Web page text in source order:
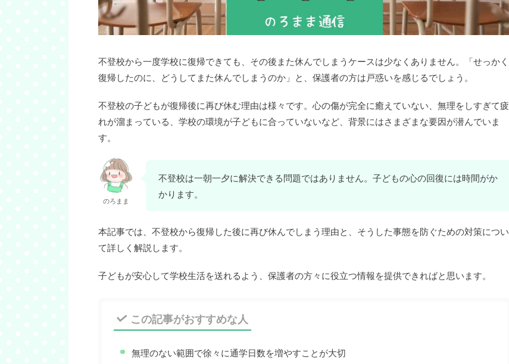
不登校から一度学校に復帰できても、その後また休んでしまうケースは少なくありません。「せっかく
復帰したのに、どうしてまた休んでしまうのか」と、保護者の方は戸惑いを感じるでしょう。
不登校の子どもが復帰後に再び休む理由は様々です。心の傷が完全に癒えていない、無理をしすぎて疲
れが溜まっている、学校の環境が子どもに合っていないなど、背景にはさまざまな要因が潜んでいま
す。
のろまま
不登校は一朝一夕に解決できる問題ではありません。子どもの心の回復には時間がか
かります。
本記事では、不登校から復帰した後に再び休んでしまう理由と、そうした事態を防ぐための対策につい
て詳しく解説します。
子どもが安心して学校生活を送れるよう、保護者の方々に役立つ情報を提供できればと思います。
この記事がおすすめな人
無理のない範囲で徐々に通学日数を増やすことが大切